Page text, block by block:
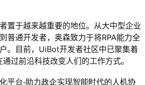
置于越来越重要的地位。从大中型企业
普通开发者，奥森致力于将RPA能力全
。目前，UiBot开发者社区中已聚集着
过前沿科技改变人们的工作方式。